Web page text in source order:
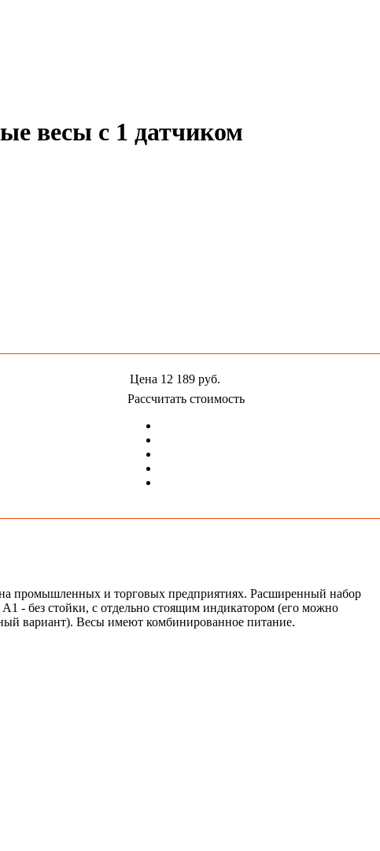
весы с 1 датчиком
Цена 12 189 руб.
Рассчитать стоимость
промышленных и торговых предприятиях. Расширенный набор
- без стойки, с отдельно стоящим индикатором (его можно
вариант). Весы имеют комбинированное питание.